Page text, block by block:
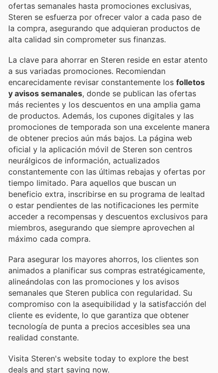
ofertas semanales hasta promociones exclusivas,
Steren se esfuerza por ofrecer valor a cada paso de
la compra, asegurando que adquieran productos de
alta calidad sin comprometer sus finanzas.
La clave para ahorrar en Steren reside en estar atento
a sus variadas promociones. Recomiendan
encarecidamente revisar constantemente los folletos
y avisos semanales, donde se publican las ofertas
más recientes y los descuentos en una amplia gama
de productos. Además, los cupones digitales y las
promociones de temporada son una excelente manera
de obtener precios aún más bajos. La página web
oficial y la aplicación móvil de Steren son centros
neurálgicos de información, actualizados
constantemente con las últimas rebajas y ofertas por
tiempo limitado. Para aquellos que buscan un
beneficio extra, inscribirse en su programa de lealtad
o estar pendientes de las notificaciones les permite
acceder a recompensas y descuentos exclusivos para
miembros, asegurando que siempre aprovechen al
máximo cada compra.
Para asegurar los mayores ahorros, los clientes son
animados a planificar sus compras estratégicamente,
alineándolas con las promociones y los avisos
semanales que Steren publica con regularidad. Su
compromiso con la asequibilidad y la satisfacción del
cliente es evidente, lo que garantiza que obtener
tecnología de punta a precios accesibles sea una
realidad constante.
Visita Steren's website today to explore the best
deals and start saving now.